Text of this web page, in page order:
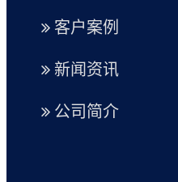
客户案例
新闻资讯
公司简介